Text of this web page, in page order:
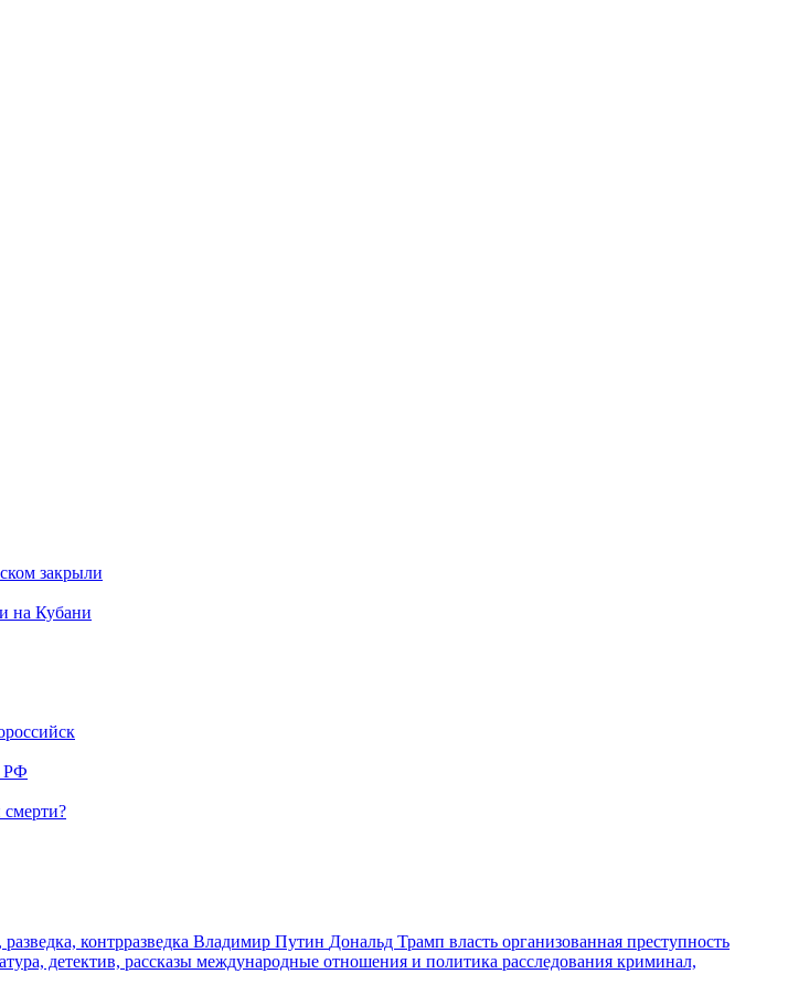
закрыли
на Кубани
РФ
контрразведка Владимир Путин Дональд Трамп власть организованная преступность
детектив, рассказы международные отношения и политика расследования криминал,